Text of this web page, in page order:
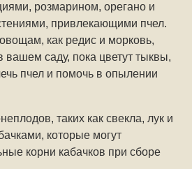
розмарином, орегано и
привлекающими пчел.
как редис и морковь,
вашем саду, пока цветут тыквы,
пчел и помочь в опылении
таких как свекла, лук и
которые могут
корни кабачков при сборе